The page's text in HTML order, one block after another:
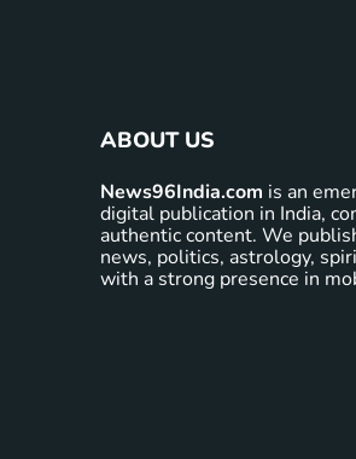
ABOUT US
News96India.com is an
digital publication in India,
authentic content. We
news, politics, astrology,
with a strong presence in